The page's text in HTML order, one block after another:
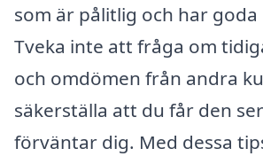
som är pålitlig och har goda
Tveka inte att fråga om
och omdömen från andra
säkerställa att du får den
förväntar dig. Med dessa